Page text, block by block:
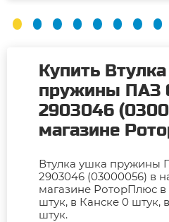
Купить
пружины ПАЗ
2903046
магазине
Втулка ушка пружины
2903046 (03000056) в
магазине РоторПлюс
штук, в Канске 0 штук,
штук.